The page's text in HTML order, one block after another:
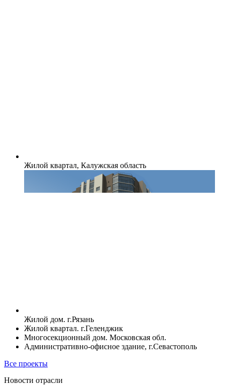
Жилой квартал, Калужская область
Жилой дом. г.Рязань
Жилой квартал. г.Геленджик
Многосекционный дом. Московская обл.
Административно-офисное здание, г.Севастополь
Все проекты
Новости отрасли